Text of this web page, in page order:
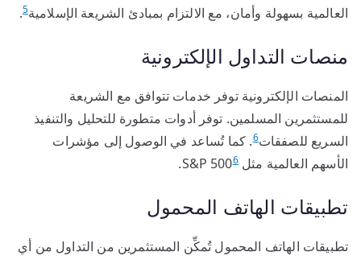
العالمية بسهولة وأمان، مع الالتزام بمبادئ الشريعة الإسلامية5
.
منصات التداول الإلكترونية
المنصات الإلكترونية توفر خدمات تتوافق مع الشريعة
للمستثمرين المسلمين. توفر أدوات متطورة للتحليل والتنفيذ
السريع للصفقات6. كما تُساعد في الوصول إلى مؤشرات
الأسهم العالمية مثل S&P 5006
.
تطبيقات الهاتف المحمول
تطبيقات الهاتف المحمول تُمكِّن المستثمرين من التداول من أي